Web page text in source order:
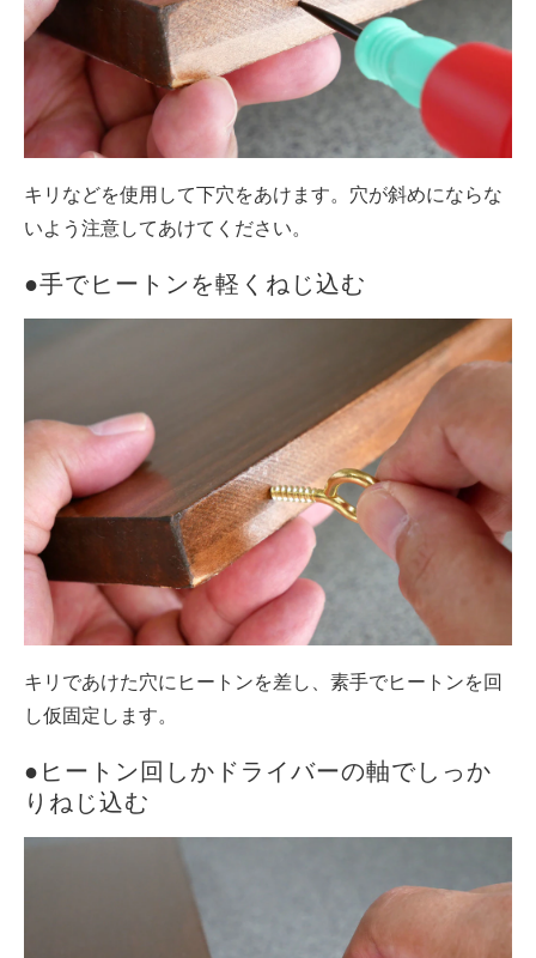
キリなどを使用して下穴をあけます。穴が斜めにならな
いよう注意してあけてください。
●手でヒートンを軽くねじ込む
キリであけた穴にヒートンを差し、素手でヒートンを回
し仮固定します。
●ヒートン回しかドライバーの軸でしっか
りねじ込む